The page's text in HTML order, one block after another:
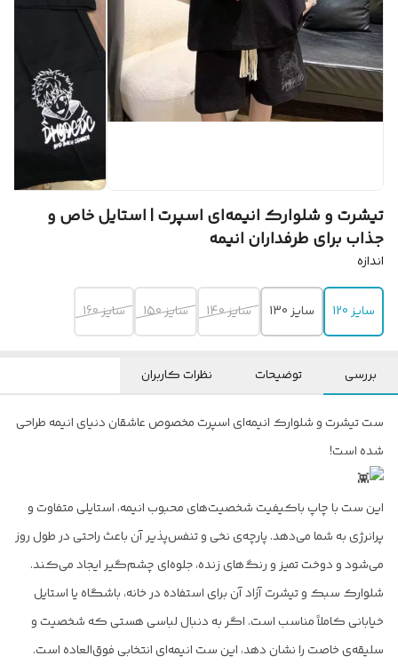
تیشرت و شلوارک انیمه‌ای اسپرت | استایل خاص و
جذاب برای طرفداران انیمه
اندازه
سایز 120 سایز 130 سایز 140 سایز 150 سایز 160
بررسی توضیحات نظرات کاربران
ست تیشرت و شلوارک انیمه‌ای اسپرت مخصوص عاشقان دنیای انیمه طراحی
شده است!
این ست با چاپ باکیفیت شخصیت‌های محبوب انیمه، استایلی متفاوت و
پرانرژی به شما می‌دهد. پارچه‌ی نخی و تنفس‌پذیر آن باعث راحتی در طول روز
می‌شود و دوخت تمیز و رنگ‌های زنده، جلوه‌ای چشم‌گیر ایجاد می‌کند.
شلوارک سبک و تیشرت آزاد آن برای استفاده در خانه، باشگاه یا استایل
خیابانی کاملاً مناسب است. اگر به دنبال لباسی هستی که شخصیت و
سلیقه‌ی خاصت را نشان دهد، این ست انیمه‌ای انتخابی فوق‌العاده است.